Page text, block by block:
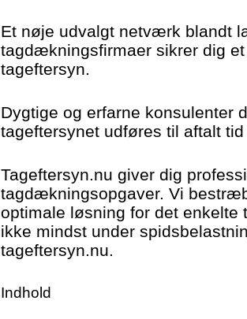
Et nøje udvalgt netværk blandt
tagdækningsfirmaer sikrer dig
tageftersyn.
Dygtige og erfarne konsulenter
tageftersynet udføres til aftalt tid
Tageftersyn.nu giver dig
tagdækningsopgaver. Vi
optimale løsning for det enkelte
ikke mindst under
tageftersyn.nu.
Indhold